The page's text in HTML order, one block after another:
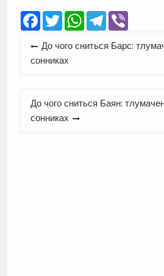
Facebook
TwitterWhatsApp
Telegram
Viber
Навігація
записів
До чого сниться Барс:
сонниках
До чого сниться Баян:
сонниках